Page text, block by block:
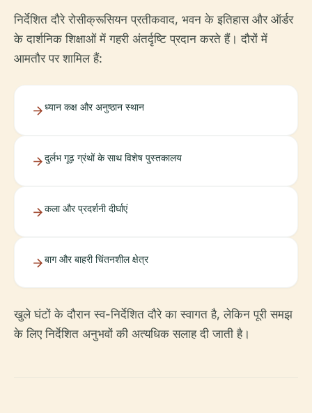
निर्देशित दौरे रोसीक्रूसियन प्रतीकवाद, भवन के इतिहास और ऑर्डर
के दार्शनिक शिक्षाओं में गहरी अंतर्दृष्टि प्रदान करते हैं। दौरों में
आमतौर पर शामिल हैं:
ध्यान कक्ष और अनुष्ठान स्थान
दुर्लभ गूढ़ ग्रंथों के साथ विशेष पुस्तकालय
कला और प्रदर्शनी दीर्घाएं
बाग और बाहरी चिंतनशील क्षेत्र
खुले घंटों के दौरान स्व-निर्देशित दौरे का स्वागत है, लेकिन पूरी समझ
के लिए निर्देशित अनुभवों की अत्यधिक सलाह दी जाती है।